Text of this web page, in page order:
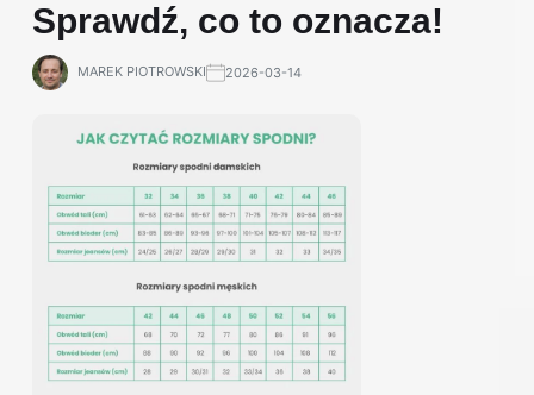
Sprawdź, co to oznacza!
MAREK PIOTROWSKI 2026-03-14